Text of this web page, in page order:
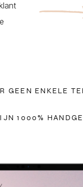
GEEN ENKELE
1000%